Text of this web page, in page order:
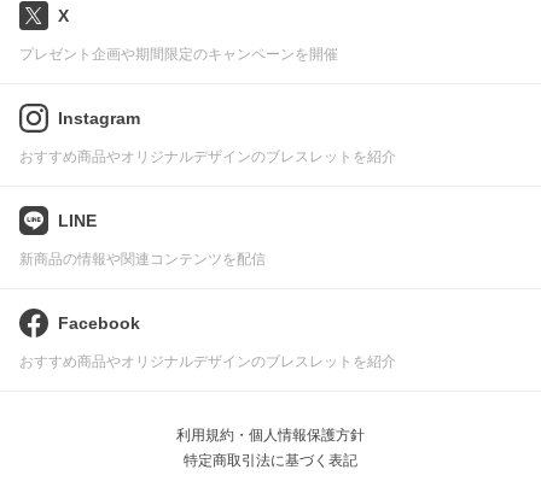
X
プレゼント企画や期間限定のキャンペーンを開催
Instagram
おすすめ商品やオリジナルデザインのブレスレットを紹介
LINE
新商品の情報や関連コンテンツを配信
Facebook
おすすめ商品やオリジナルデザインのブレスレットを紹介
利用規約・個人情報保護方針
特定商取引法に基づく表記